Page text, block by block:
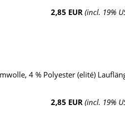
2,85 EUR (incl. 19%
4 % Polyester (elité)
2,85 EUR (incl. 19%